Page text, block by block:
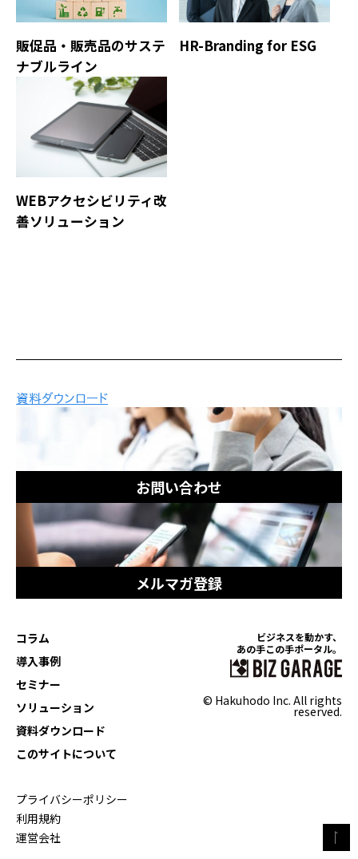
販促品・販売品のサステ
ナブルライン
HR-Branding for ESG
WEBアクセシビリティ改
善ソリューション
お問い合わせ
メルマガ登録
ビジネスを動かす、
あの手この手ポータル。
© Hakuhodo Inc. All rights
reserved.
コラム
導入事例
セミナー
ソリューション
資料ダウンロード
このサイトについて
プライバシーポリシー
利用規約
運営会社